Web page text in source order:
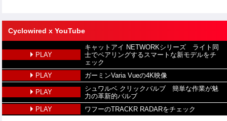
Cyclowired x YouTube
PLAY
キャットアイ NETWORKシリーズ ライト同
士でペアリングするスマートな新モデルをチ
ェック
PLAY
ガーミンVaria Vueの4K映像
PLAY
シュワルベ クリックバルブ 簡単な作業が魅
力の革新的バルブ
PLAY
ワフーのTRACKR RADARをチェック